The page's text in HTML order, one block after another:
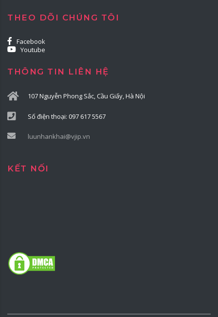
THEO DÕI CHÚNG TÔI
Facebook
Youtube
THÔNG TIN LIÊN HỆ
107 Nguyễn Phong Sắc, Cầu Giấy, Hà Nội
Số điện thoại: 097 617 5567
luunhankhai@vjip.vn
KẾT NỐI